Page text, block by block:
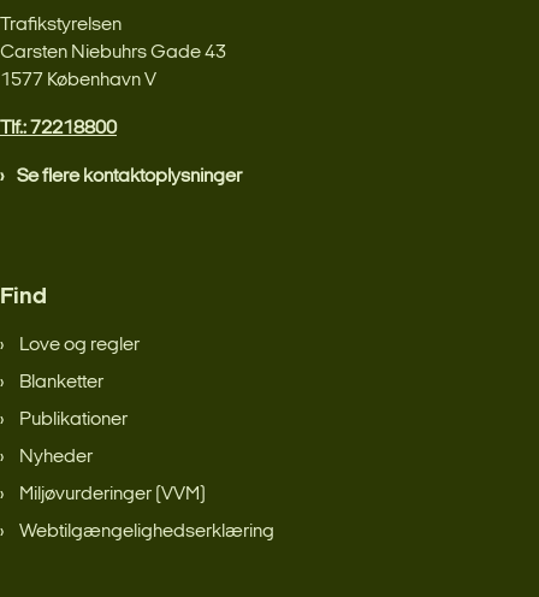
Trafikstyrelsen
Carsten Niebuhrs Gade 43
1577 København V
Tlf.: 72218800
Se flere kontaktoplysninger
Find
Love og regler
Blanketter
Publikationer
Nyheder
Miljøvurderinger (VVM)
Webtilgængelighedserklæring